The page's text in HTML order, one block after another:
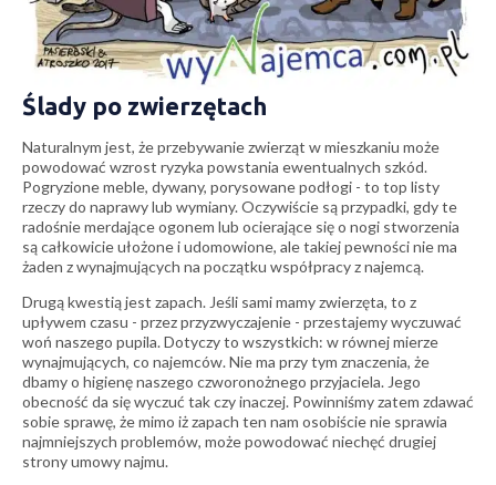
Ślady po zwierzętach
Naturalnym jest, że przebywanie zwierząt w mieszkaniu może
powodować wzrost ryzyka powstania ewentualnych szkód.
Pogryzione meble, dywany, porysowane podłogi - to top listy
rzeczy do naprawy lub wymiany. Oczywiście są przypadki, gdy te
radośnie merdające ogonem lub ocierające się o nogi stworzenia
są całkowicie ułożone i udomowione, ale takiej pewności nie ma
żaden z wynajmujących na początku współpracy z najemcą.
Drugą kwestią jest zapach. Jeśli sami mamy zwierzęta, to z
upływem czasu - przez przyzwyczajenie - przestajemy wyczuwać
woń naszego pupila. Dotyczy to wszystkich: w równej mierze
wynajmujących, co najemców. Nie ma przy tym znaczenia, że
dbamy o higienę naszego czworonożnego przyjaciela. Jego
obecność da się wyczuć tak czy inaczej. Powinniśmy zatem zdawać
sobie sprawę, że mimo iż zapach ten nam osobiście nie sprawia
najmniejszych problemów, może powodować niechęć drugiej
strony umowy najmu.